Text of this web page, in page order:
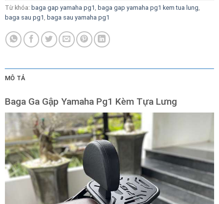
Từ khóa: baga gap yamaha pg1, baga gap yamaha pg1 kem tua lung,
baga sau pg1, baga sau yamaha pg1
MÔ TẢ
Baga Ga Gập Yamaha Pg1 Kèm Tựa Lưng